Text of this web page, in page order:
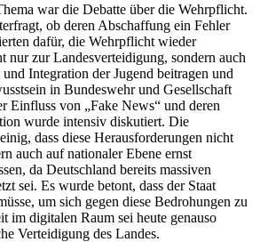
war die Debatte über die Wehrpflicht.
ob deren Abschaffung ein Fehler
dafür, die Wehrpflicht wieder
nur zur Landesverteidigung, sondern auch
Integration der Jugend beitragen und
in Bundeswehr und Gesellschaft
Einfluss von „Fake News“ und deren
wurde intensiv diskutiert. Die
dass diese Herausforderungen nicht
auch auf nationaler Ebene ernst
da Deutschland bereits massiven
sei. Es wurde betont, dass der Staat
um sich gegen diese Bedrohungen zu
im digitalen Raum sei heute genauso
Verteidigung des Landes.